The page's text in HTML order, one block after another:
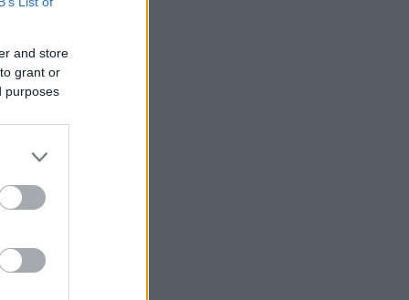
and store
grant or
purposes